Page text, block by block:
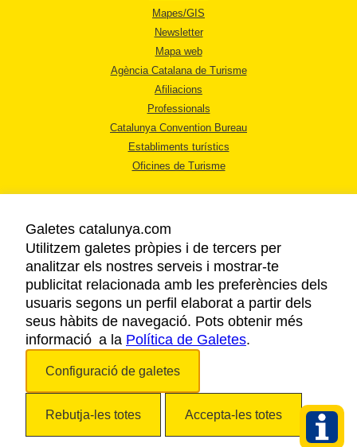
Mapes/GIS
Newsletter
Mapa web
Agència Catalana de Turisme
Afiliacions
Professionals
Catalunya Convention Bureau
Establiments turístics
Oficines de Turisme
AVÍS LEGAL
POLÍTICA DE PRIVACITAT
COOKIES
ACCESSIBILITAT
Galetes catalunya.com
Utilitzem galetes pròpies i de tercers per
analitzar els nostres serveis i mostrar-te
publicitat relacionada amb les preferències dels
usuaris segons un perfil elaborat a partir dels
seus hàbits de navegació. Pots obtenir més
informació a la Política de Galetes.
Configuració de galetes
Rebutja-les totes Accepta-les totes